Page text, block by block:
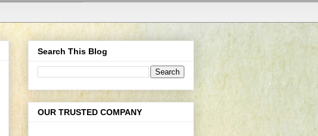
Search This Blog
OUR TRUSTED COMPANY